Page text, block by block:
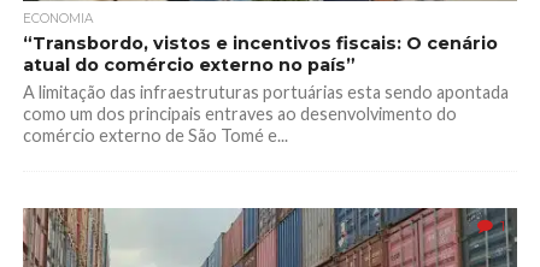
ECONOMIA
“Transbordo, vistos e incentivos fiscais: O cenário
atual do comércio externo no país”
A limitação das infraestruturas portuárias esta sendo apontada
como um dos principais entraves ao desenvolvimento do
comércio externo de São Tomé e...
1